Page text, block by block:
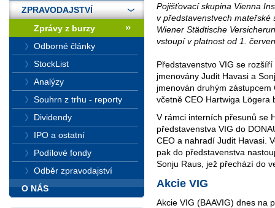
Pojišťovací skupina Vienna
v představenstvech mateřské
Wiener Städtische
vstoupí v platnost od 1.
Představenstvo VIG se
jmenovány Judit Havasi a
jmenován druhým
včetně CEO Hartwiga Lögera
V rámci interních přesunů se
představenstva VIG do
CEO a nahradí Judit Havasi.
pak do představenstva
Sonju Raus, jež přechází do
Akcie VIG
Akcie VIG (BAAVIG) dnes na
ZPRAVODAJSTVÍ
Zprávy z burzy
Odborné články
StockList
Analýzy
Souhrn z trhu - reporty
Dividendy
IPO a ostatní
Podílové fondy
Odběr zpravodajství
O NÁS